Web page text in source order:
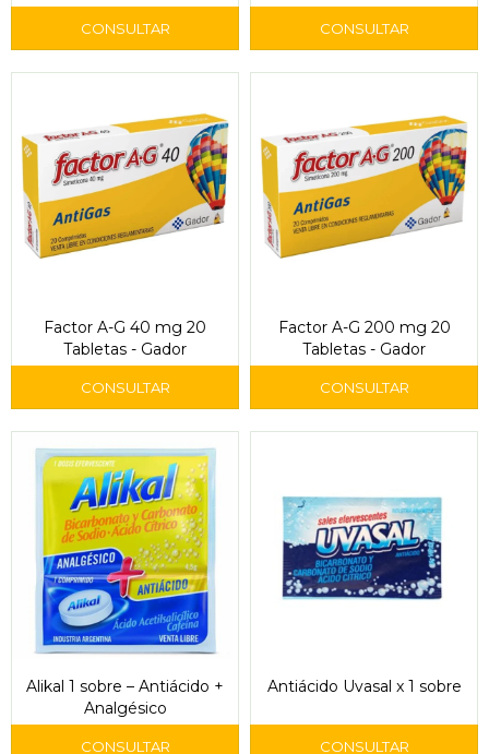
Comprimidos
Factor A-G 40 mg 20
Tabletas - Gador
Factor A-G 200 mg 20
Tabletas - Gador
Alikal 1 sobre – Antiácido +
Analgésico
Antiácido Uvasal x 1 sobre